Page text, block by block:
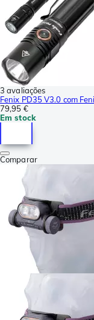
3 avaliações
Fenix PD35 V3.0 com
79,95 €
Em stock
Comparar